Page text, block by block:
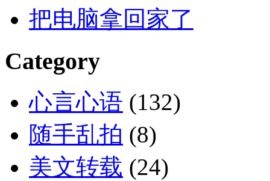
把电脑拿回家了
Category
心言心语 (132)
随手乱拍 (8)
美文转载 (24)